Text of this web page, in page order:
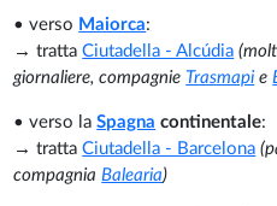
• verso Maiorca:
→ trattaCiutadella - Alcúdia
giornaliere,compagnie Trasmapie
• verso la Spagna continentale:
→ trattaCiutadella - Barcelona
compagnia Balearia)